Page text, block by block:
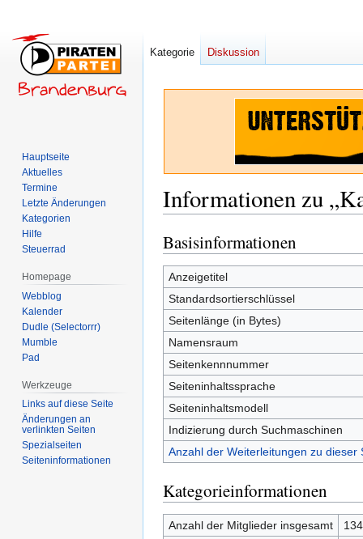
Informationen zu
Zur
Navigation
springen
Zur
Suche
springen
Basisinformationen
Anzeigetitel
Standardsortierschlüssel
Seitenlänge (in Bytes)
Namensraum
Seitenkennnummer
Seiteninhaltssprache
Seiteninhaltsmodell
Indizierung durch Suchmaschinen
Anzahl der Weiterleitungen zu dieser
Kategorieinformationen
Anzahl der Mitglieder insgesamt
134
Kategorie Diskussion
Hauptseite
Aktuelles
Termine
Letzte Änderungen
Kategorien
Hilfe
Steuerrad
Homepage
Webblog
Kalender
Dudle (Selectorrr)
Mumble
Pad
Werkzeuge
Links auf diese Seite
Änderungen an
verlinkten Seiten
Spezialseiten
Seiten­­informationen